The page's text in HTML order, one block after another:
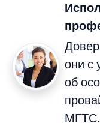
они с
об
МГТС.